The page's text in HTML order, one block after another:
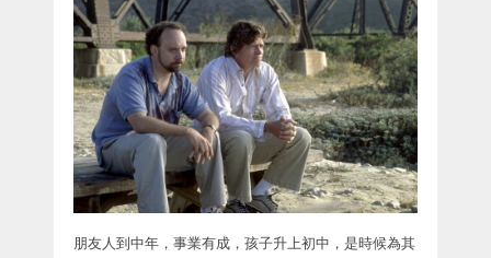
朋友人到中年，事業有成，孩子升上初中，是時候為其